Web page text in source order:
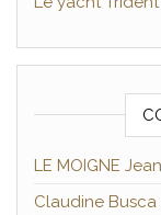
LE MOIGNE Jean
Claudine Busca